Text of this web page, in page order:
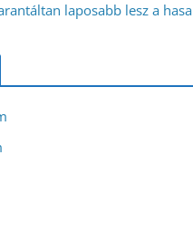
laposabb lesz a hasa